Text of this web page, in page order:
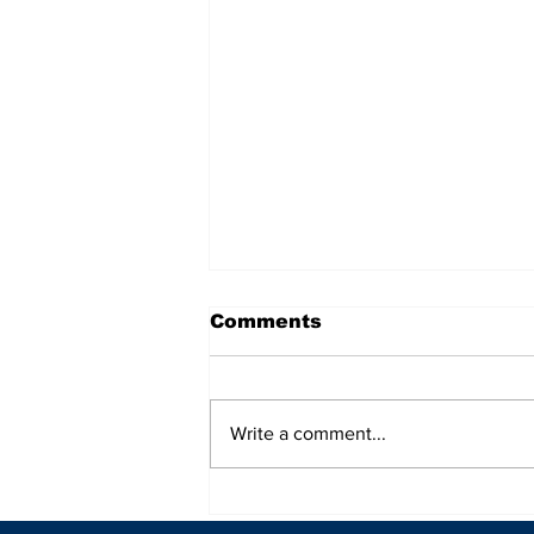
Vancouver Whitecaps-
FC Juarez
Comments
Write a comment...